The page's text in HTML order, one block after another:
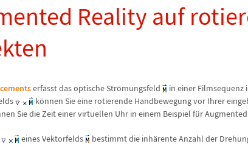
Reality auf
erfasst das optische Strömungsfeld
in einer Filmsequenz
können Sie eine rotierende Handbewegung vor Ihrer
Sie die Zeit einer virtuellen Uhr in einem Beispiel für
eines Vektorfelds bestimmt die inhärente Anzahl der